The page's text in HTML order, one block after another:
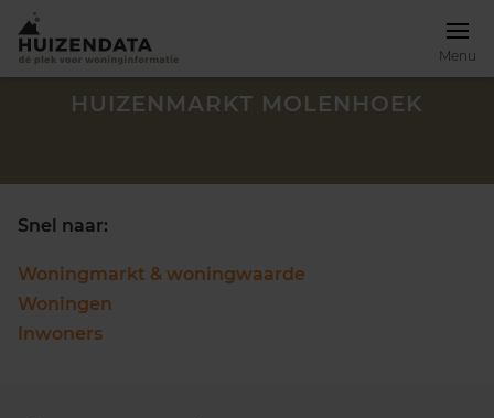
Menu
HUIZENMARKT MOLENHOEK
Snel naar:
Woningmarkt & woningwaarde
Woningen
Inwoners